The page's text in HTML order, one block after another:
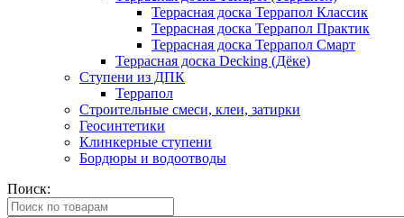
Террасная доска Террапол Классик
Террасная доска Террапол Практик
Террасная доска Террапол Смарт
Террасная доска Decking (Дёке)
Ступени из ДПК
Террапол
Строительные смеси, клеи, затирки
Геосинтетики
Клинкерные ступени
Бордюры и водоотводы
Поиск: